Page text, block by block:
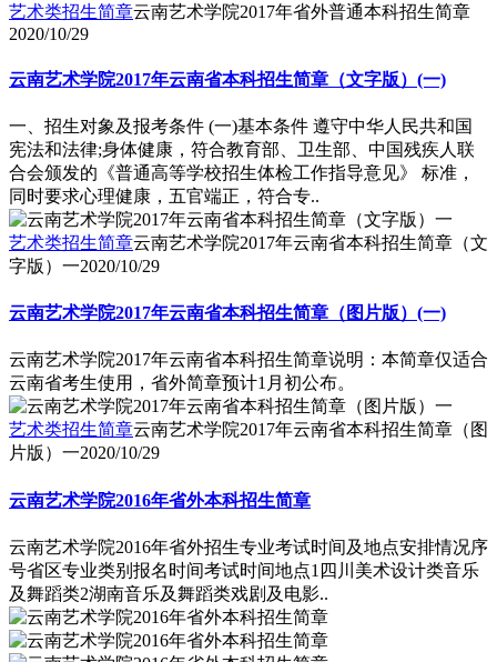
艺术类招生简章云南艺术学院2017年省外普通本科招生简章
2020/10/29
云南艺术学院2017年云南省本科招生简章（文字版）(一)
一、招生对象及报考条件 (一)基本条件 遵守中华人民共和国
宪法和法律;身体健康，符合教育部、卫生部、中国残疾人联
合会颁发的《普通高等学校招生体检工作指导意见》 标准，
同时要求心理健康，五官端正，符合专..
艺术类招生简章云南艺术学院2017年云南省本科招生简章（文
字版）一2020/10/29
云南艺术学院2017年云南省本科招生简章（图片版）(一)
云南艺术学院2017年云南省本科招生简章说明：本简章仅适合
云南省考生使用，省外简章预计1月初公布。
艺术类招生简章云南艺术学院2017年云南省本科招生简章（图
片版）一2020/10/29
云南艺术学院2016年省外本科招生简章
云南艺术学院2016年省外招生专业考试时间及地点安排情况序
号省区专业类别报名时间考试时间地点1四川美术设计类音乐
及舞蹈类2湖南音乐及舞蹈类戏剧及电影..